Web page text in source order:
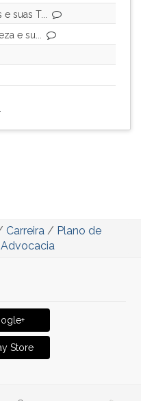
suas T...
e su...
Carreira / Plano de
Store